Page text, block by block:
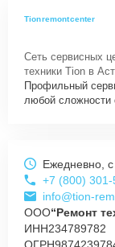
Tionremontcenter
Сеть сервисных
техники Tion в
Профильный
любой сложности
Ежедневно,
+7 (800)
info@tion-
ООО“Ремонт
ИНН234789782
ОГРН